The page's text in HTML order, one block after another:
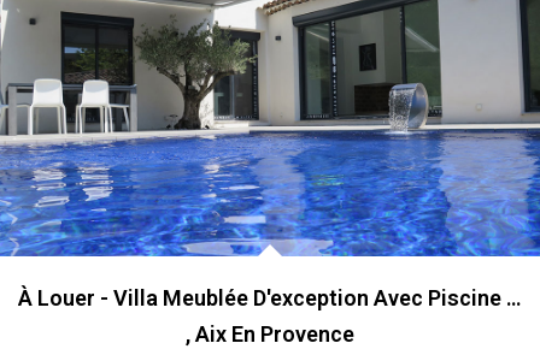
À Louer - Villa Meublée D'exception Avec Piscine Et Espace...
,Aix En Provence